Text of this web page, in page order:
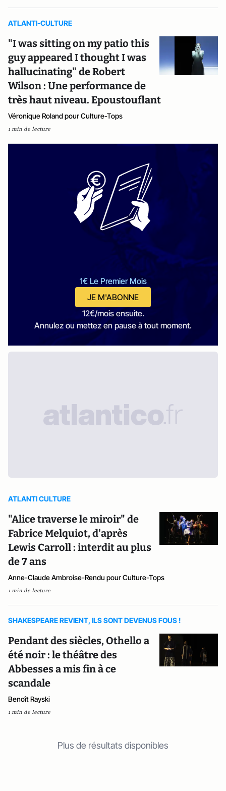
ATLANTI-CULTURE
"I was sitting on my patio this
guy appeared I thought I was
hallucinating" de Robert
Wilson : Une performance de
très haut niveau. Epoustouflant
Véronique Roland pour Culture-Tops
1 min de lecture
1€ Le Premier Mois
JE M'ABONNE
12€/mois ensuite.
Annulez ou mettez en pause à tout moment.
ATLANTI CULTURE
"Alice traverse le miroir" de
Fabrice Melquiot, d'après
Lewis Carroll : interdit au plus
de 7 ans
Anne-Claude Ambroise-Rendu pour Culture-Tops
1 min de lecture
SHAKESPEARE REVIENT, ILS SONT DEVENUS FOUS !
Pendant des siècles, Othello a
été noir : le théâtre des
Abbesses a mis fin à ce
scandale
Benoît Rayski
1 min de lecture
Plus de résultats disponibles